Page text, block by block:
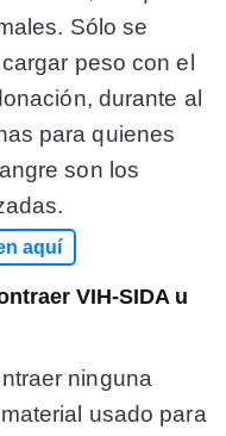
Sólo se
peso con el
durante al
para quienes
son los
aquí
VIH-SIDA u
ninguna
usado para